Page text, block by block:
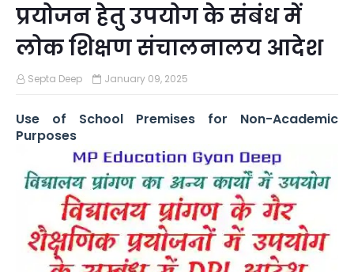
प्रयोजन हेतु उपयोग के संबंध में
लोक शिक्षण संचालनालय आदेश
Septa Deep January 09, 2025
Use of School Premises for Non-Academic
Purposes